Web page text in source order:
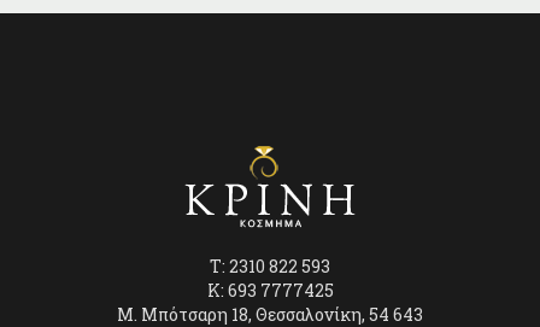
T: 2310 822 593
K: 693 7777425
Μ. Μπότσαρη 18, Θεσσαλονίκη, 54 643